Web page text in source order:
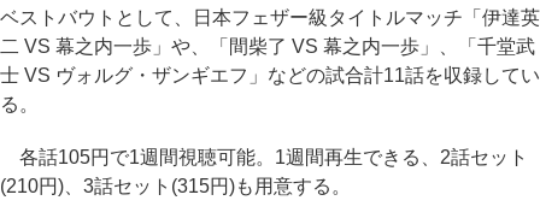
ベストバウトとして、日本フェザー級タイトルマッチ「伊達英
二 VS 幕之内一歩」や、「間柴了 VS 幕之内一歩」、「千堂武
士 VS ヴォルグ・ザンギエフ」などの試合計11話を収録してい
る。
各話105円で1週間視聴可能。1週間再生できる、2話セット
(210円)、3話セット(315円)も用意する。